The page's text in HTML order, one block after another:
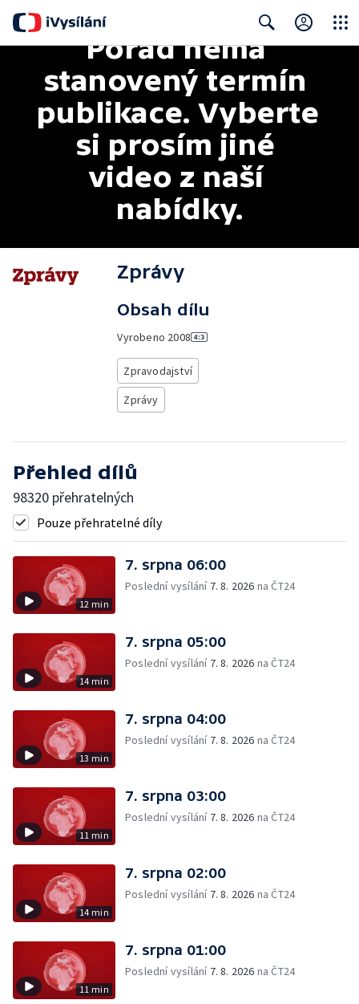
Search
Pořad nemá
stanovený termín
publikace. Vyberte
si prosím jiné
video z naší
nabídky.
Zprávy
Obsah dílu
Vyrobeno 2008
Zpravodajství
Zprávy
Přehled dílů
98320 přehratelných
Pouze přehratelné díly
12 min
7. srpna 06:00
Poslední vysílání 7. 8. 2026 na ČT24
14 min
7. srpna 05:00
Poslední vysílání 7. 8. 2026 na ČT24
13 min
7. srpna 04:00
Poslední vysílání 7. 8. 2026 na ČT24
11 min
7. srpna 03:00
Poslední vysílání 7. 8. 2026 na ČT24
14 min
7. srpna 02:00
Poslední vysílání 7. 8. 2026 na ČT24
11 min
7. srpna 01:00
Poslední vysílání 7. 8. 2026 na ČT24